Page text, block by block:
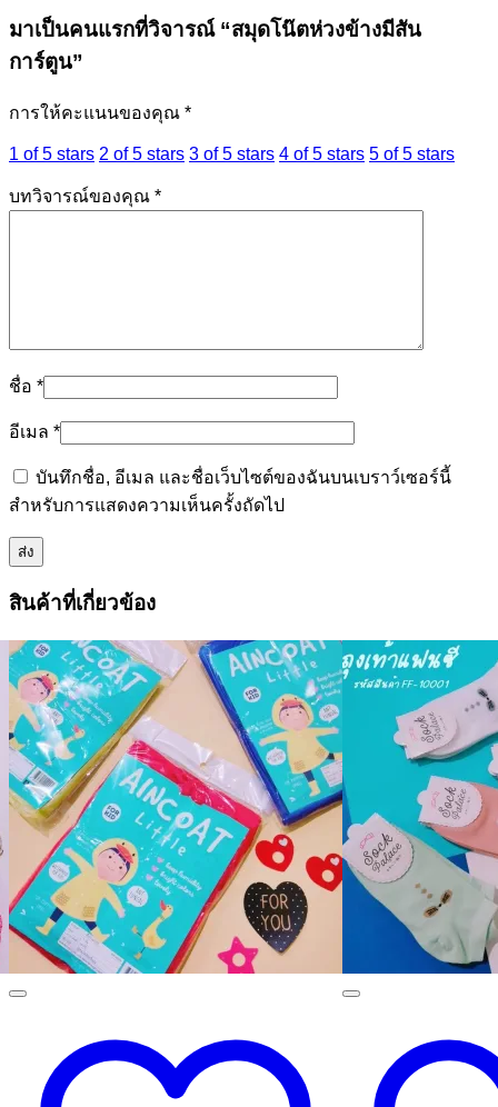
มาเป็นคนแรกที่วิจารณ์ “สมุดโน๊ตห่วงข้างมีสัน
การ์ตูน”
การให้คะแนนของคุณ *
1 of 5 stars 2 of 5 stars 3 of 5 stars 4 of 5 stars 5 of 5 stars
บทวิจารณ์ของคุณ *
ชื่อ *
อีเมล *
บันทึกชื่อ, อีเมล และชื่อเว็บไซต์ของฉันบนเบราว์เซอร์นี้
สำหรับการแสดงความเห็นครั้งถัดไป
สินค้าที่เกี่ยวข้อง